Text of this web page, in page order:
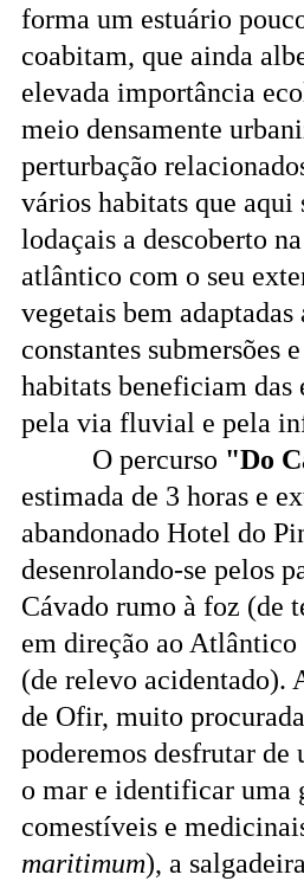
forma um estuário
coabitam, que ainda
elevada importância
meio densamente
perturbação
vários habitats que aqui
lodaçais a descoberto
atlântico com o seu
vegetais bem
constantes submersões
habitats beneficiam das
pela via fluvial e pela
O percurso "Do
estimada de 3 horas e
abandonado Hotel do
desenrolando-se pelos
Cávado rumo à foz (de
em direção ao Atlântico
(de relevo acidentado).
de Ofir, muito
poderemos desfrutar de
o mar e identificar uma
comestíveis e
maritimum), a